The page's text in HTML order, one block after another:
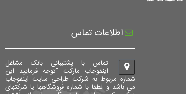
اطلاعات تماس
تماس با پشتیبانی بانک مشاغل
اینفوجاب مارکت "توجه فرمایید این
شماره مربوط به شرکت طراحی سایت اینفوجاب
می باشد و لطفا با شماره فروشگاهها یا شرکتهای